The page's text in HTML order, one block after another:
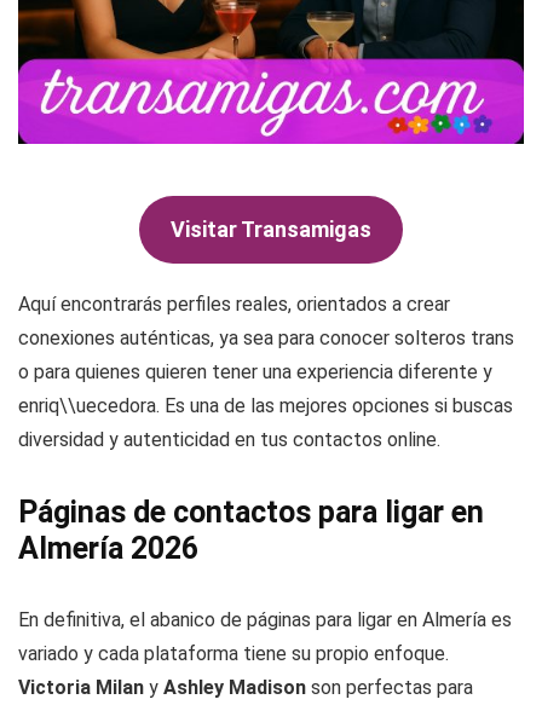
Visitar Transamigas
Aquí encontrarás perfiles reales, orientados a crear
conexiones auténticas, ya sea para conocer solteros trans
o para quienes quieren tener una experiencia diferente y
enriq\\uecedora. Es una de las mejores opciones si buscas
diversidad y autenticidad en tus contactos online.
Páginas de contactos para ligar en
Almería 2026
En definitiva, el abanico de páginas para ligar en Almería es
variado y cada plataforma tiene su propio enfoque.
Victoria Milan y Ashley Madison son perfectas para